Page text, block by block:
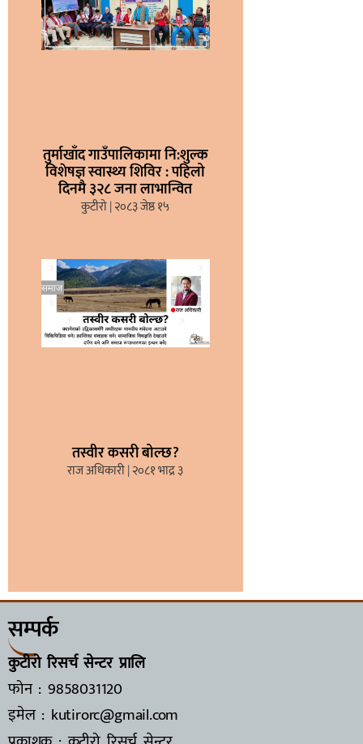
तुर्माखाँद गाउँपालिकामा नि:शुल्क
विशेषज्ञ स्वास्थ्य शिविर : पहिलो
दिनमै ३२८ जना लाभान्वित
कुटीरो २०८३ जेष्ठ १५
तस्वीर कसरी बोल्छ?
राज अधिकारी २०८१ भाद्र ३
सम्पर्क
कुटीरो रिसर्च सेन्टर प्रालि
फोन : 9858031120
इमेल : kutirorc@gmail.com